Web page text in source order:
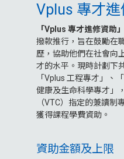
Vplus 專才進
「Vplus 專才進修資助」
撥款推行，旨在鼓勵在
歷，協助他們在社會向
才的水平。現時計劃下
「Vplus 工程專才」、
健康及生命科學專才」
（VTC）指定的兼讀制
獲得課程學費資助。
資助金額及上限